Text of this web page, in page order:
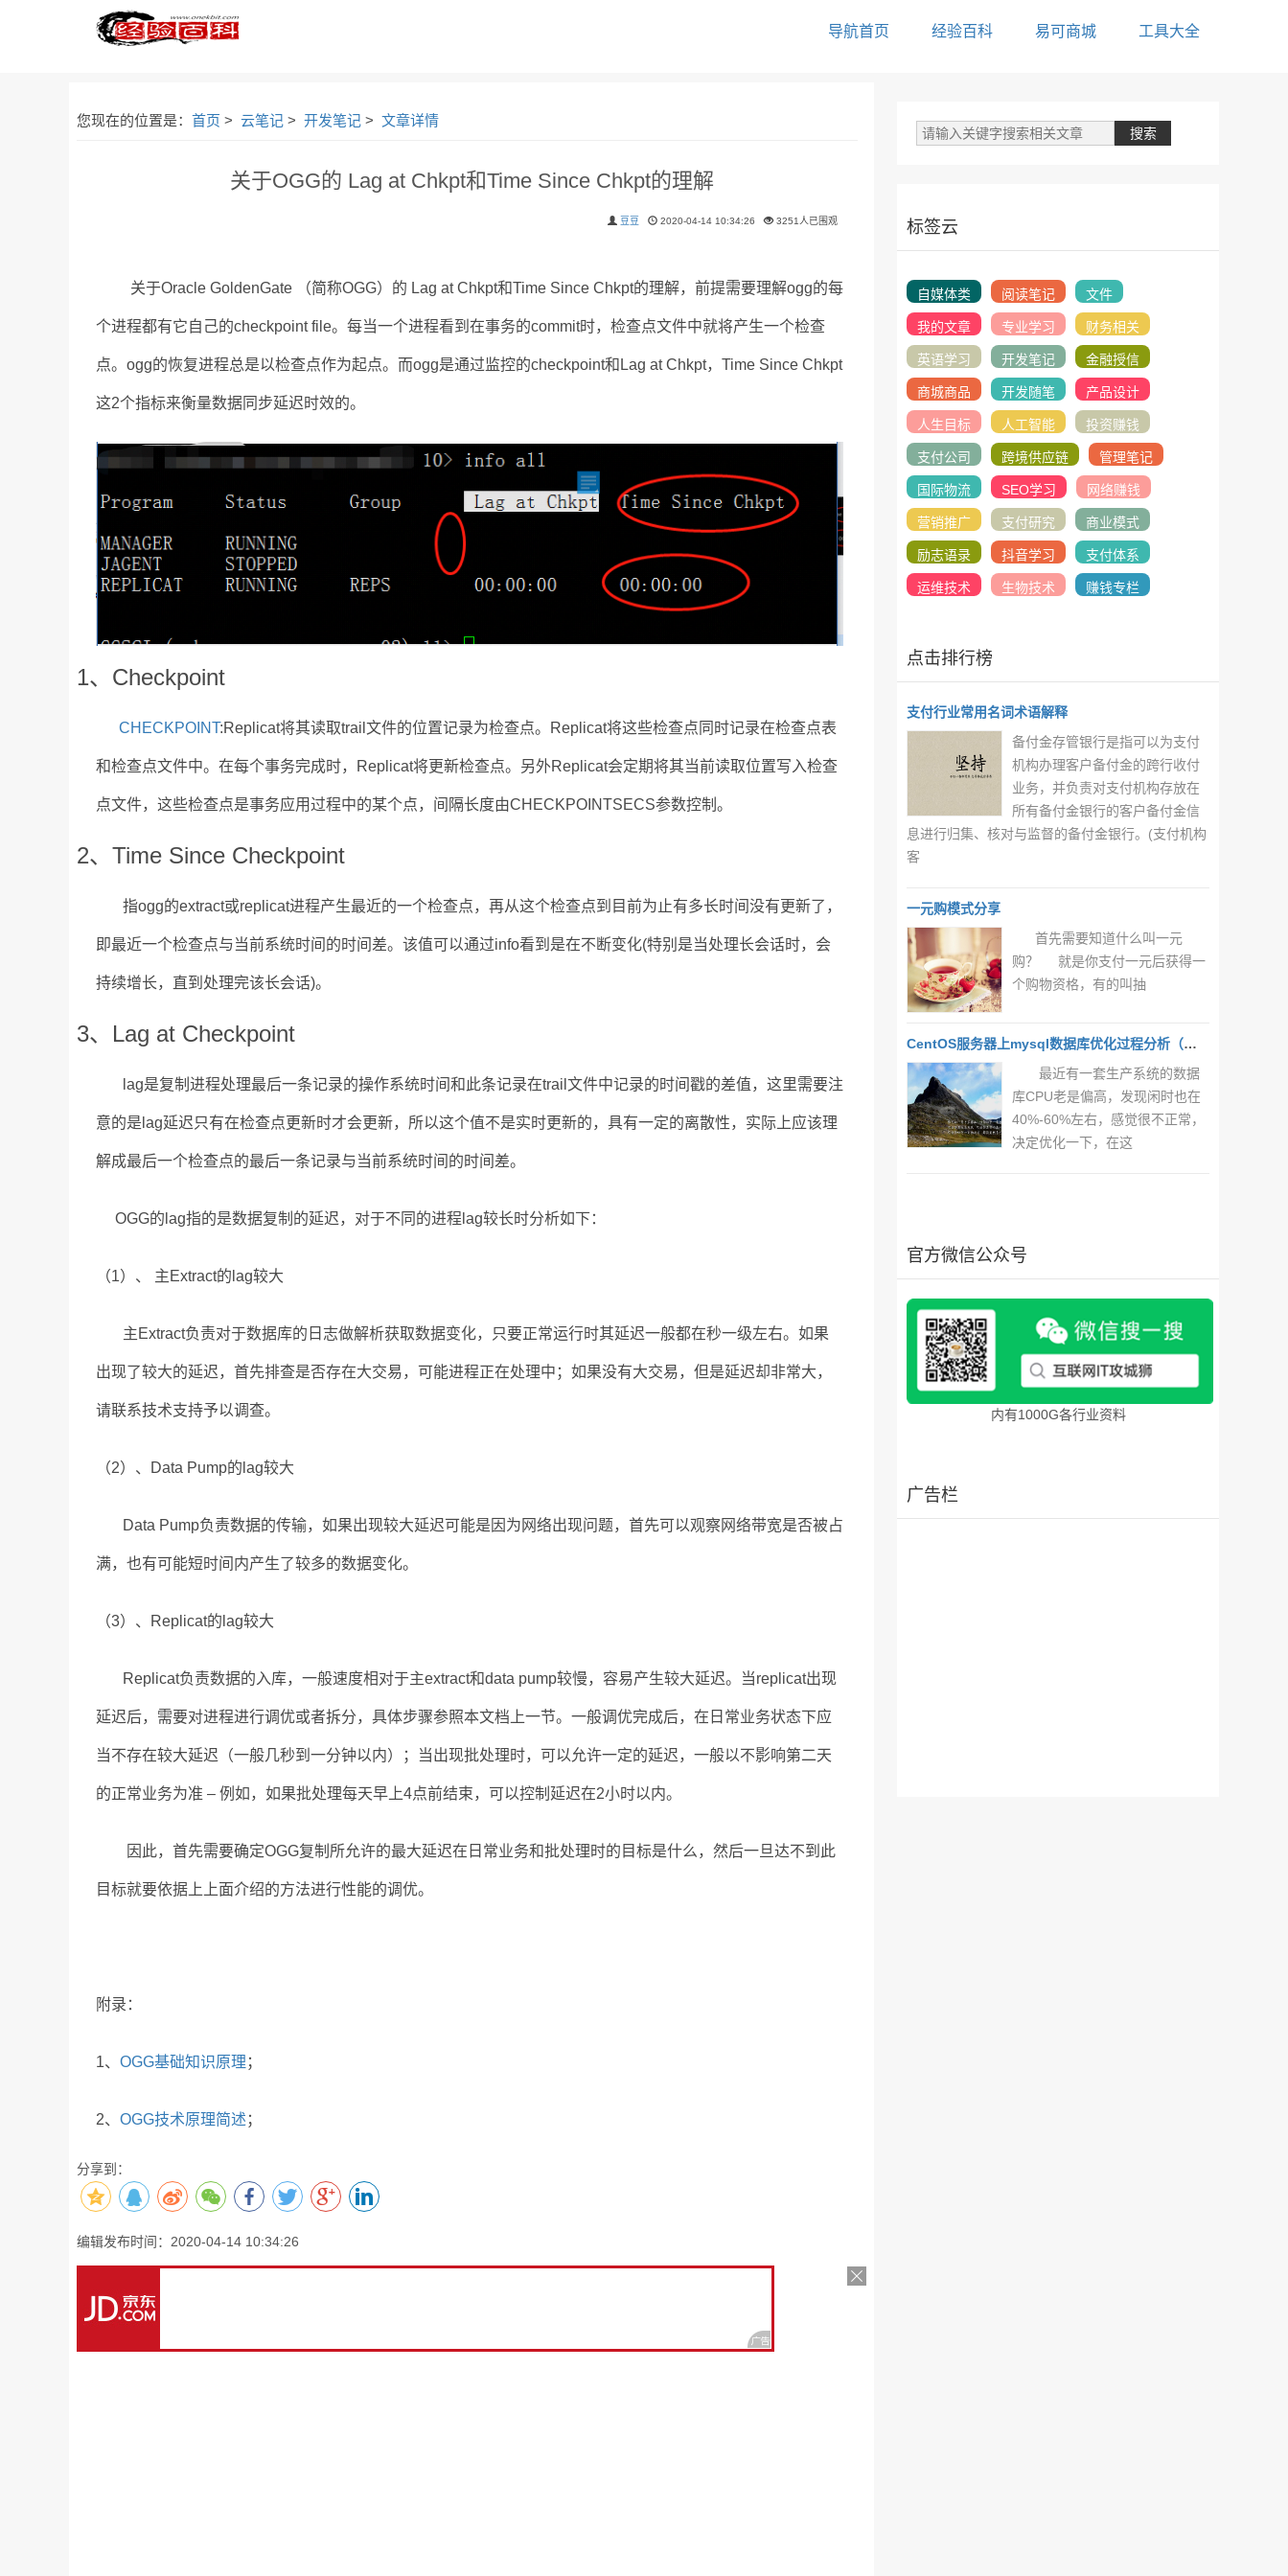
导航首页 经验百科 易可商城 工具大全
您现在的位置是：首页 >云笔记 >开发笔记 >文章详情
关于OGG的 Lag at Chkpt和Time Since Chkpt的理解
豆豆 2020-04-14 10:34:26 3251人已围观
关于Oracle GoldenGate （简称OGG）的 Lag at Chkpt和Time Since Chkpt的理解，前提需要理解ogg的每
个进程都有它自己的checkpoint file。每当一个进程看到在事务的commit时，检查点文件中就将产生一个检查
点。ogg的恢复进程总是以检查点作为起点。而ogg是通过监控的checkpoint和Lag at Chkpt，Time Since Chkpt
这2个指标来衡量数据同步延迟时效的。
1、Checkpoint
CHECKPOINT:Replicat将其读取trail文件的位置记录为检查点。Replicat将这些检查点同时记录在检查点表
和检查点文件中。在每个事务完成时，Replicat将更新检查点。另外Replicat会定期将其当前读取位置写入检查
点文件，这些检查点是事务应用过程中的某个点，间隔长度由CHECKPOINTSECS参数控制。
2、Time Since Checkpoint
指ogg的extract或replicat进程产生最近的一个检查点，再从这个检查点到目前为止有多长时间没有更新了，
即最近一个检查点与当前系统时间的时间差。该值可以通过info看到是在不断变化(特别是当处理长会话时，会
持续增长，直到处理完该长会话)。
3、Lag at Checkpoint
lag是复制进程处理最后一条记录的操作系统时间和此条记录在trail文件中记录的时间戳的差值，这里需要注
意的是lag延迟只有在检查点更新时才会更新，所以这个值不是实时更新的，具有一定的离散性，实际上应该理
解成最后一个检查点的最后一条记录与当前系统时间的时间差。
OGG的lag指的是数据复制的延迟，对于不同的进程lag较长时分析如下：
（1）、 主Extract的lag较大
主Extract负责对于数据库的日志做解析获取数据变化，只要正常运行时其延迟一般都在秒一级左右。如果
出现了较大的延迟，首先排查是否存在大交易，可能进程正在处理中；如果没有大交易，但是延迟却非常大，
请联系技术支持予以调查。
（2）、Data Pump的lag较大
Data Pump负责数据的传输，如果出现较大延迟可能是因为网络出现问题，首先可以观察网络带宽是否被占
满，也有可能短时间内产生了较多的数据变化。
（3）、Replicat的lag较大
Replicat负责数据的入库，一般速度相对于主extract和data pump较慢，容易产生较大延迟。当replicat出现
延迟后，需要对进程进行调优或者拆分，具体步骤参照本文档上一节。一般调优完成后，在日常业务状态下应
当不存在较大延迟（一般几秒到一分钟以内）；当出现批处理时，可以允许一定的延迟，一般以不影响第二天
的正常业务为准 – 例如，如果批处理每天早上4点前结束，可以控制延迟在2小时以内。
因此，首先需要确定OGG复制所允许的最大延迟在日常业务和批处理时的目标是什么，然后一旦达不到此
目标就要依据上上面介绍的方法进行性能的调优。
附录：
1、OGG基础知识原理 ；
2、OGG技术原理简述 ；
分享到：
编辑发布时间：2020-04-14 10:34:26
标签云
自媒体类 阅读笔记 文件
我的文章 专业学习 财务相关
英语学习 开发笔记 金融授信
商城商品 开发随笔 产品设计
人生目标 人工智能 投资赚钱
支付公司 跨境供应链 管理笔记
国际物流 SEO学习 网络赚钱
营销推广 支付研究 商业模式
励志语录 抖音学习 支付体系
运维技术 生物技术 赚钱专栏
点击排行榜
支付行业常用名词术语解释
备付金存管银行是指可以为支付
机构办理客户备付金的跨行收付
业务，并负责对支付机构存放在
所有备付金银行的客户备付金信
息进行归集、核对与监督的备付金银行。(支付机构
客
一元购模式分享
首先需要知道什么叫一元
购？ 就是你支付一元后获得一
个购物资格，有的叫抽
CentOS服务器上mysql数据库优化过程分析（一）
最近有一套生产系统的数据
库CPU老是偏高，发现闲时也在
40%-60%左右，感觉很不正常，
决定优化一下，在这
官方微信公众号
内有1000G各行业资料
广告栏